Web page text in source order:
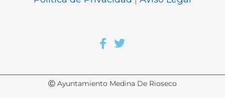
Ⓒ Ayuntamiento Medina De Rioseco